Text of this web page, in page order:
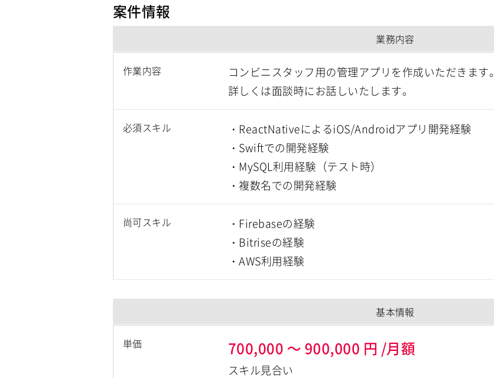
案件情報
業務内容
作業内容
コンビニスタッフ用の管理アプリを作成いただきます。
詳しくは面談時にお話しいたします。
必須スキル
・ReactNativeによるiOS/Androidアプリ開発経験
・Swiftでの開発経験
・MySQL利用経験（テスト時）
・複数名での開発経験
尚可スキル
・Firebaseの経験
・Bitriseの経験
・AWS利用経験
基本情報
単価 700,000 ～ 900,000 円 /月額
スキル見合い